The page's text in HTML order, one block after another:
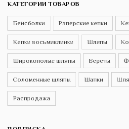
КАТЕГОРИИ ТОВАРОВ
Бейсболки Рэперские кепки
Кепки восьмиклинки Шляпы
Широкополые шляпы Береты
Соломенные шляпы Шапки
Распродажа